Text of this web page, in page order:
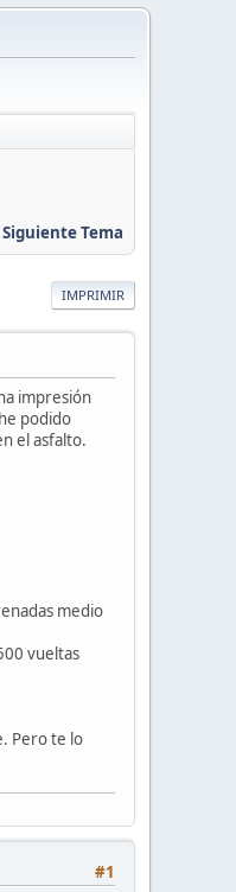
Siguiente Tema
IMPRIMIR
impresión
podido
el asfalto.
medio
vueltas
Pero te lo
#1